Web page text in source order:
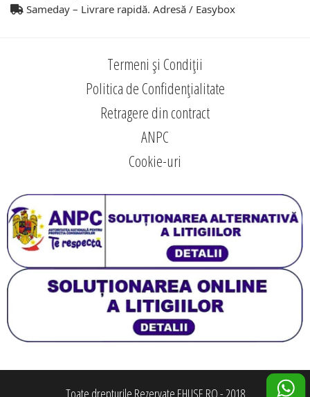
Sameday – Livrare rapidă. Adresă / Easybox
Termeni și Condiții
Politica de Confidențialitate
Retragere din contract
ANPC
Cookie-uri
Toate drepturile Rezervate EHUSE.RO - 2018